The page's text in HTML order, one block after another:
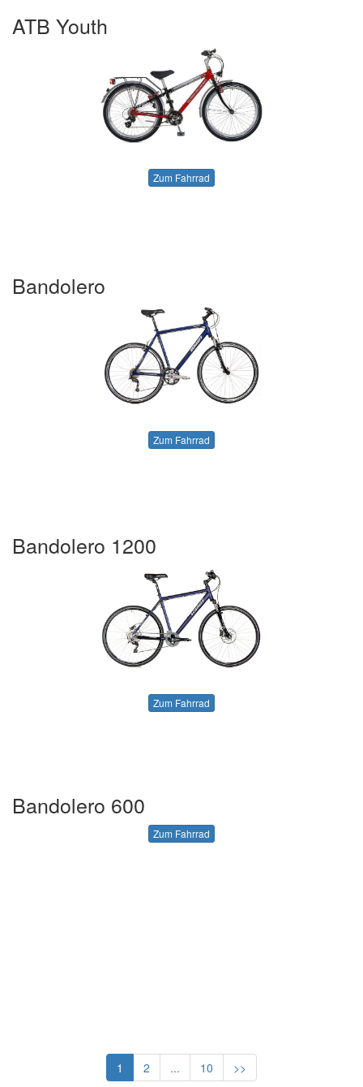
ATB Youth
Zum Fahrrad
Bandolero
Zum Fahrrad
Bandolero 1200
Zum Fahrrad
Bandolero 600
Zum Fahrrad
1 2 ... 10 >>